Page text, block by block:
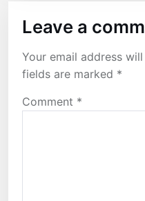
Leave a
Your email address
fields are marked *
Comment *